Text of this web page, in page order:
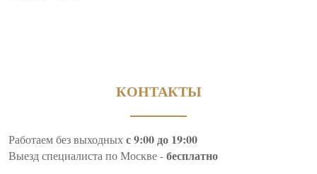
КОНТАКТЫ
Работаем без выходныхс 9:00 до 19:00
Выезд специалиста по Москве -бесплатно